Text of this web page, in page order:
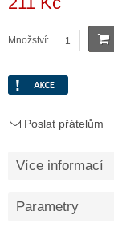
Množství:
Poslat přátelům
Více informací
Parametry